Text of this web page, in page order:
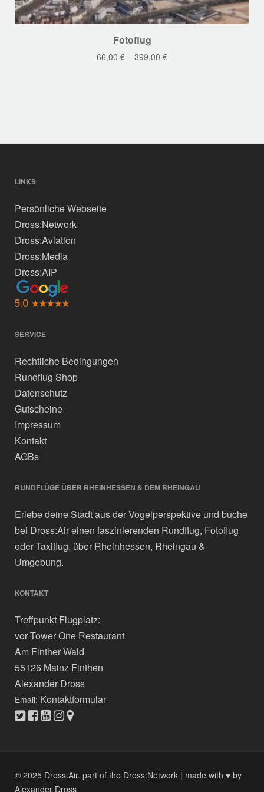
Produkt
weist
Fotoflug
66,00 € – 399,00 €
LINKS
Persönliche Webseite
Dross:Network
Dross:Aviation
Dross:Media
Dross:AIP
SERVICE
Rechtliche Bedingungen
Rundflug Shop
Datenschutz
Gutscheine
Impressum
Kontakt
AGBs
RUNDFLÜGE ÜBER RHEINHESSEN & DEM RHEINGAU
Erlebe deine Stadt aus der Vogelperspektive und buche
bei Dross:Air einen faszinierenden Rundflug, Fotoflug
oder Taxiflug, über Rheinhessen, Rheingau &
Umgebung.
KONTAKT
Treffpunkt Flugplatz:
vor Tower One Restaurant
Am Finther Wald
55126 Mainz Finthen
Alexander Dross
Email: Kontaktformular
© 2025 Dross:Air. part of the Dross:Network | made with ♥ by
Alexander Dross